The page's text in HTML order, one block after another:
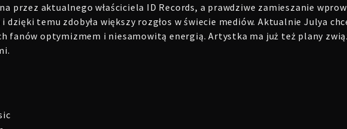
przez aktualnego właściciela ID Records, a prawdziwe zamieszanie
temu zdobyła większy rozgłos w świecie mediów. Aktualnie Julya
fanów optymizmem i niesamowitą energią. Artystka ma już też plany